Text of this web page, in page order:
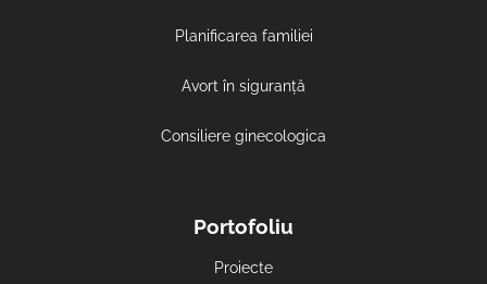
Planificarea familiei
Avort în siguranță
Consiliere ginecologica
Portofoliu
Proiecte